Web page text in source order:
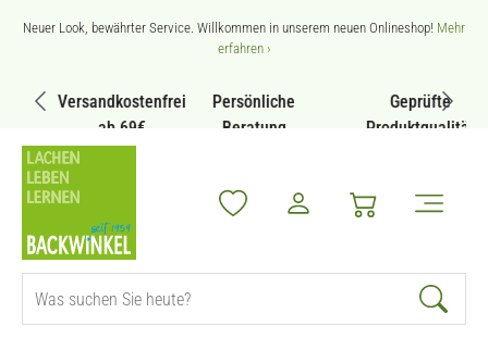
Zum Hauptinhalt springen
Neuer Look, bewährter Service. Willkommen in unserem neuen Onlineshop! Mehr
erfahren ›
Versandkostenfrei
ab 69€
Persönliche
Beratung
Geprüfte
Produktqualität